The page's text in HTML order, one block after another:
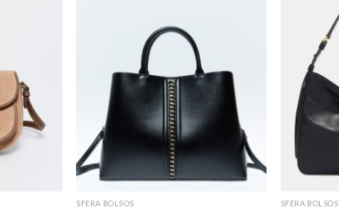
SFERA BOLSOS SFERA BOLSOS